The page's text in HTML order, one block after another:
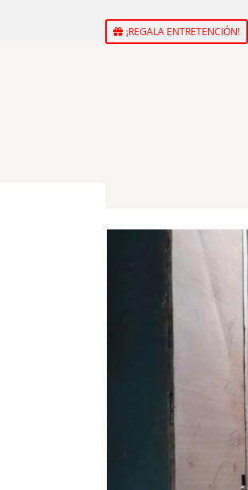
¡REGALA ENTRETENCIÓN!